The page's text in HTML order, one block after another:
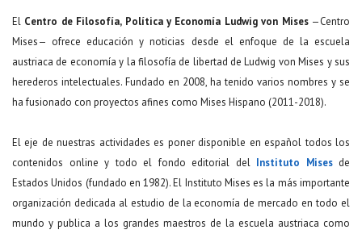
El Centro de Filosofía, Política y Economía Ludwig von Mises—Centro
Mises— ofrece educación y noticias desde el enfoque de la escuela
austriaca de economía y la filosofía de libertad de Ludwig von Mises y sus
herederos intelectuales. Fundado en 2008, ha tenido varios nombres y se
ha fusionado con proyectos afines como Mises Hispano (2011-2018).
El eje de nuestras actividades es poner disponible en español todos los
contenidos online y todo el fondo editorial del Instituto Misesde
Estados Unidos (fundado en 1982). El Instituto Mises es la más importante
organización dedicada al estudio de la economía de mercado en todo el
mundo y publica a los grandes maestros de la escuela austriaca como